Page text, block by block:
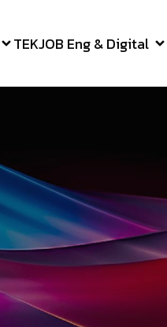
TEKJOB Eng & Digital